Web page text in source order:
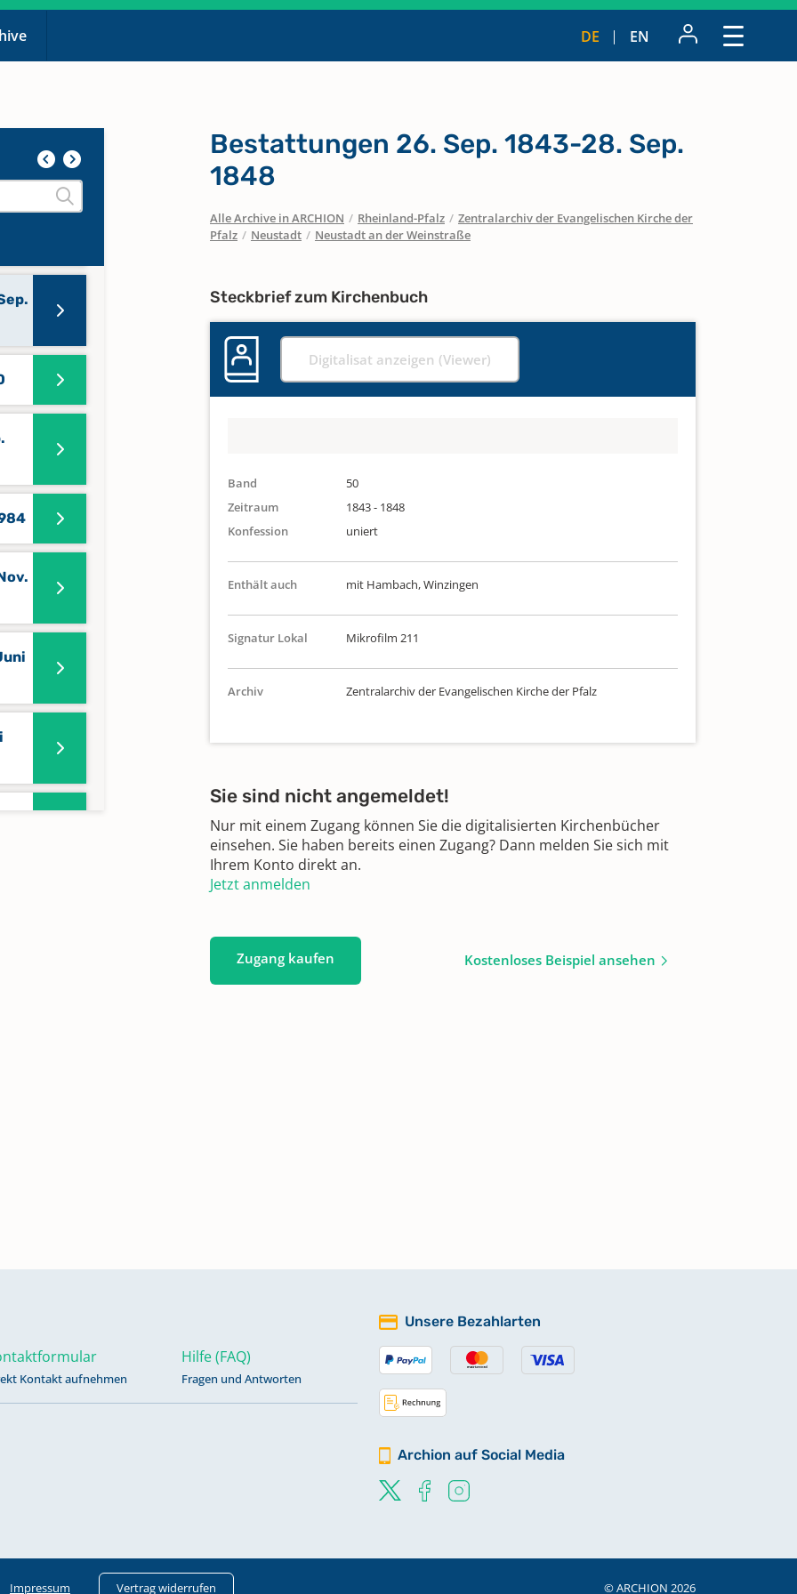
DE EN
Bestattungen 26. Sep. 1843-28. Sep.
1848
Alle Archive in ARCHION / Rheinland-Pfalz / Zentralarchiv der Evangelischen Kirche der
Pfalz / Neustadt / Neustadt an der Weinstraße
Steckbrief zum Kirchenbuch
Digitalisat anzeigen (Viewer)
Band
50
Zeitraum
1843 - 1848
Konfession
uniert
Enthält auch mit Hambach, Winzingen
Signatur Lokal Mikrofilm 211
Archiv Zentralarchiv der Evangelischen Kirche der Pfalz
Sie sind nicht angemeldet!
Nur mit einem Zugang können Sie die digitalisierten Kirchenbücher
einsehen. Sie haben bereits einen Zugang? Dann melden Sie sich mit
Ihrem Konto direkt an.
Jetzt anmelden
Zugang kaufen Kostenloses Beispiel ansehen
Kontakt aufnehmen
Hilfe (FAQ)
Fragen und Antworten
Unsere Bezahlarten
Archion auf Social Media
Impressum Vertrag widerrufen © ARCHION 2026